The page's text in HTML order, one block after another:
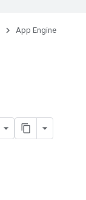
App Engine